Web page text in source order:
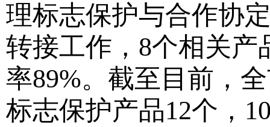
理标志保护与合作协
转接工作，8个相关
率89%。截至目前，
标志保护产品12个，